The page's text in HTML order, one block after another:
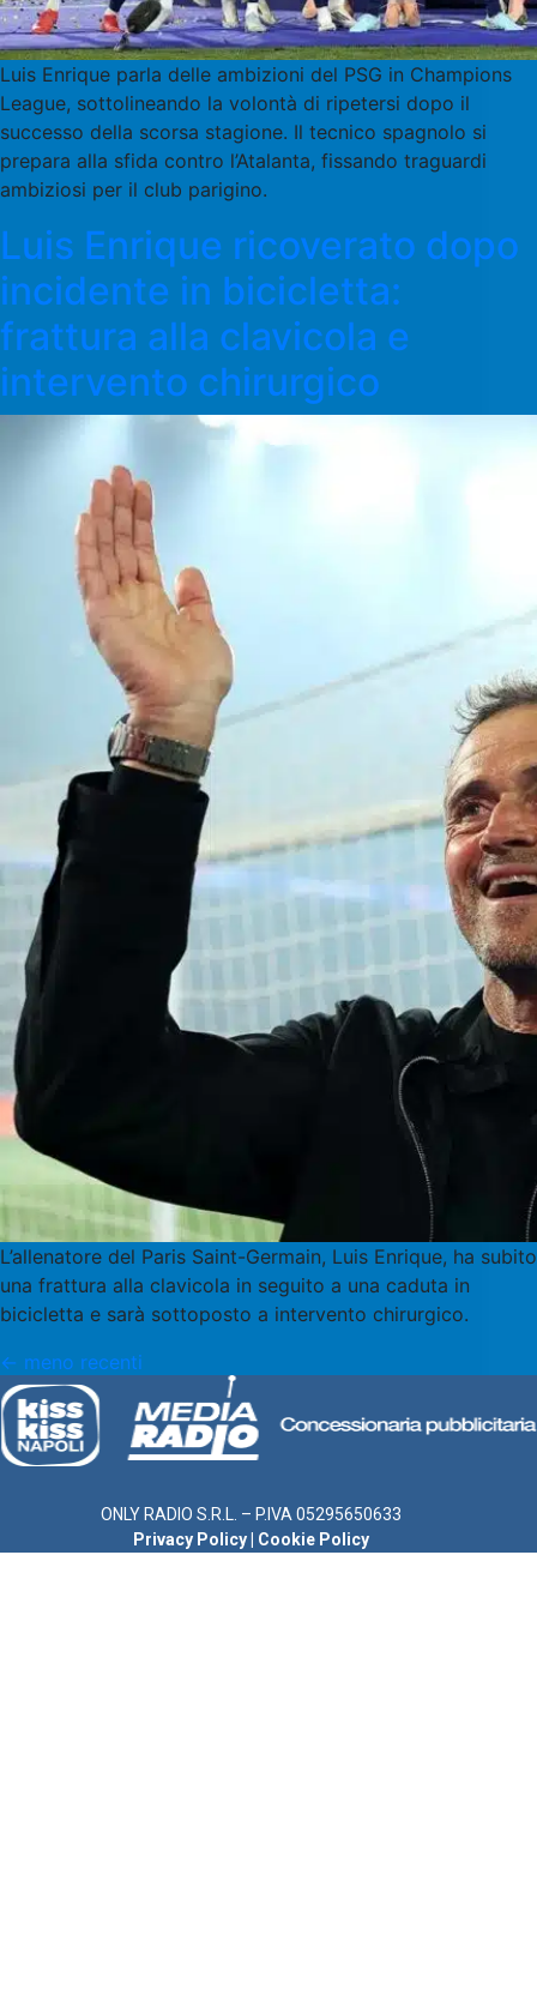
Luis Enrique parla delle ambizioni del PSG in Champions
League, sottolineando la volontà di ripetersi dopo il
successo della scorsa stagione. Il tecnico spagnolo si
prepara alla sfida contro l’Atalanta, fissando traguardi
ambiziosi per il club parigino.
Luis Enrique ricoverato dopo
incidente in bicicletta:
frattura alla clavicola e
intervento chirurgico
L’allenatore del Paris Saint-Germain, Luis Enrique, ha subito
una frattura alla clavicola in seguito a una caduta in
bicicletta e sarà sottoposto a intervento chirurgico.
← meno recenti
ONLY RADIO S.R.L. – P.IVA 05295650633
Privacy Policy
Cookie Policy